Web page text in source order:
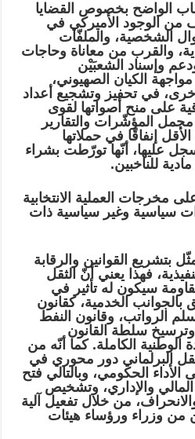
الواضح بخصوص القضايا
من الوجود الأميركي في
الشخصية، والملفّات
والقرب من معاناة وحاجات
وإسناد الشعبَيْن
الكيان الصهيوني،
في تحفيز وتشجيع أعداد
على منح أصواتها لقوى
المؤشّرات والتقارير
إنفاقًا في حملاتها
يُسجل عليها، أنّها تورّطت بشراء
للناخبين.
مخرجات العملية الانتخابية
سياسية وغير سياسية ذات
بتشريع القوانين والرقابة
فهذا يعني أنّ الثقل
سيكون له تأثير في
بالجوانب الخدمية، كقانون
الرواتب، وقانون النفط
وترسيخ سلطة القانون
الوطنية الكاملة. كما أنّه من
البرلماني دور محوري في
الحكومي، وبالتالي فتح
والإداري، وتشخيص
من خلال تفعيل آلية
من وزراء ورؤساء هيئات